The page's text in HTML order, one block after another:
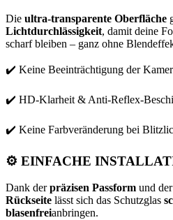
Die ultra-transparente Oberfläche
Lichtdurchlässigkeit, damit deine
scharf bleiben – ganz ohne
✔️ Keine Beeinträchtigung der
✔️ HD-Klarheit & Anti-Reflex-
✔️ Keine Farbveränderung bei
⚙️ EINFACHE
Dank derpräzisen Passform und der
Rückseite lässt sich das Schutzglas
blasenfreianbringen.